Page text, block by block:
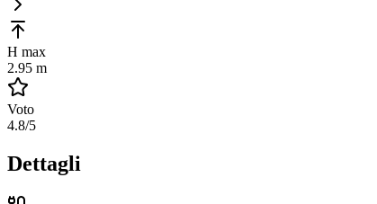
H max
2.95 m
Voto
4.8/5
Dettagli